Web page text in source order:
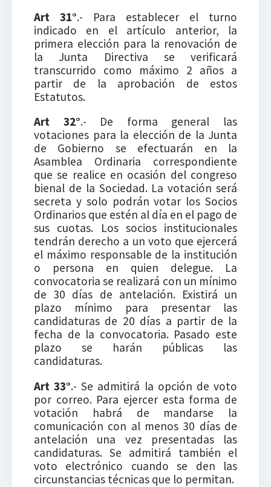
Art 31°.- Para establecer el turno
indicado en el artículo anterior, la
primera elección para la renovación de
la Junta Directiva se verificará
transcurrido como máximo 2 años a
partir de la aprobación de estos
Estatutos.
Art 32°.- De forma general las
votaciones para la elección de la Junta
de Gobierno se efectuarán en la
Asamblea Ordinaria correspondiente
que se realice en ocasión del congreso
bienal de la Sociedad. La votación será
secreta y solo podrán votar los Socios
Ordinarios que estén al día en el pago de
sus cuotas. Los socios institucionales
tendrán derecho a un voto que ejercerá
el máximo responsable de la institución
o persona en quien delegue. La
convocatoria se realizará con un mínimo
de 30 días de antelación. Existirá un
plazo mínimo para presentar las
candidaturas de 20 días a partir de la
fecha de la convocatoria. Pasado este
plazo se harán públicas las
candidaturas.
Art 33°.- Se admitirá la opción de voto
por correo. Para ejercer esta forma de
votación habrá de mandarse la
comunicación con al menos 30 días de
antelación una vez presentadas las
candidaturas. Se admitirá también el
voto electrónico cuando se den las
circunstancias técnicas que lo permitan.